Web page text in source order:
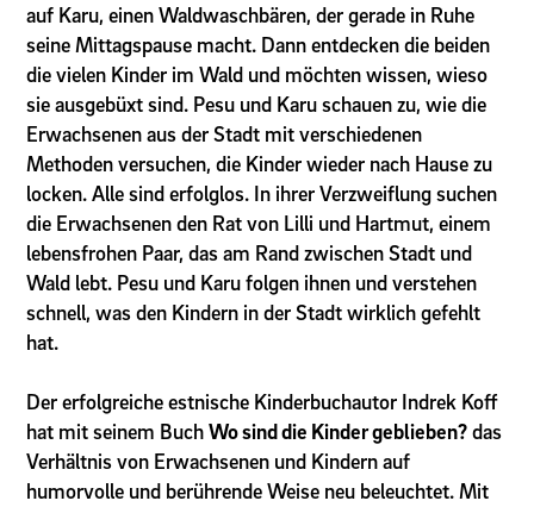
auf Karu, einen Waldwaschbären, der gerade in Ruhe
seine Mittagspause macht. Dann entdecken die beiden
die vielen Kinder im Wald und möchten wissen, wieso
sie ausgebüxt sind. Pesu und Karu schauen zu, wie die
Erwachsenen aus der Stadt mit verschiedenen
Methoden versuchen, die Kinder wieder nach Hause zu
locken. Alle sind erfolglos. In ihrer Verzweiflung suchen
die Erwachsenen den Rat von Lilli und Hartmut, einem
lebensfrohen Paar, das am Rand zwischen Stadt und
Wald lebt. Pesu und Karu folgen ihnen und verstehen
schnell, was den Kindern in der Stadt wirklich gefehlt
hat.
Der erfolgreiche estnische Kinderbuchautor Indrek Koff
hat mit seinem BuchWo sind die Kinder geblieben?das
Verhältnis von Erwachsenen und Kindern auf
humorvolle und berührende Weise neu beleuchtet. Mit